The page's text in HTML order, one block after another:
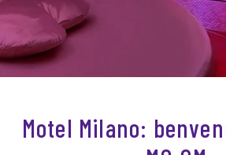
Motel Milano: